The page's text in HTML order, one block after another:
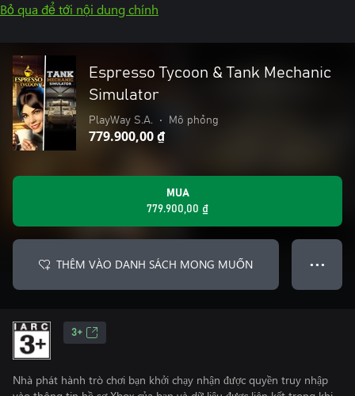
Bỏ qua để tới nội dung chính
Espresso Tycoon & Tank Mechanic
Simulator
PlayWay S.A. • Mô phỏng
779.900,00 ₫
MUA
779.900,00 ₫
THÊM VÀO DANH SÁCH MONG MUỐN ● ● ●
3+
Nhà phát hành trò chơi bạn khởi chạy nhận được quyền truy nhập